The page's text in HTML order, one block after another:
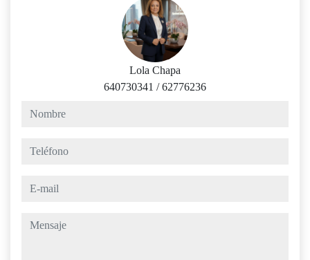
Lola Chapa
640730341 /62776236
nombre
teléfono
e-mail
mensaje